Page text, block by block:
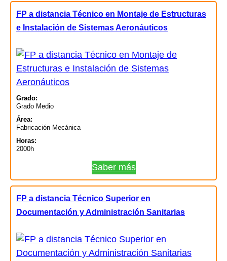
FP a distancia Técnico en Montaje de Estructuras
e Instalación de Sistemas Aeronáuticos
Grado:
Grado Medio
Área:
Fabricación Mecánica
Horas:
2000h
Saber más
FP a distancia Técnico Superior en
Documentación y Administración Sanitarias